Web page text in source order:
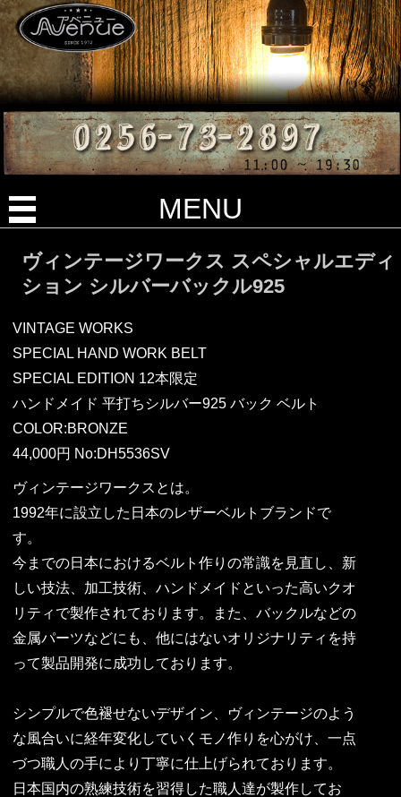
MENU
ヴィンテージワークス スペシャルエディ
ション シルバーバックル925
VINTAGE WORKS
SPECIAL HAND WORK BELT
SPECIAL EDITION 12本限定
ハンドメイド 平打ちシルバー925 バック ベルト
COLOR:BRONZE
44,000円 No:DH5536SV
ヴィンテージワークスとは。
1992年に設立した日本のレザーベルトブランドで
す。
今までの日本におけるベルト作りの常識を見直し、新
しい技法、加工技術、ハンドメイドといった高いクオ
リティで製作されております。また、バックルなどの
金属パーツなどにも、他にはないオリジナリティを持
って製品開発に成功しております。
シンプルで色褪せないデザイン、ヴィンテージのよう
な風合いに経年変化していくモノ作りを心がけ、一点
づつ職人の手により丁寧に仕上げられております。
日本国内の熟練技術を習得した職人達が製作してお